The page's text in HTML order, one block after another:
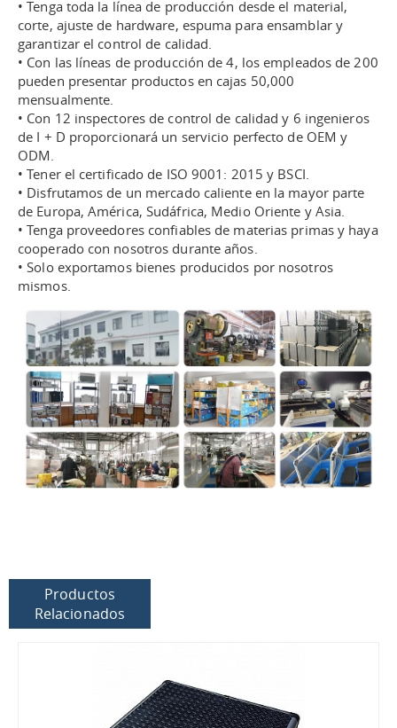
• Tenga toda la línea de producción desde el material,
corte, ajuste de hardware, espuma para ensamblar y
garantizar el control de calidad.
• Con las líneas de producción de 4, los empleados de 200
pueden presentar productos en cajas 50,000
mensualmente.
• Con 12 inspectores de control de calidad y 6 ingenieros
de I + D proporcionará un servicio perfecto de OEM y
ODM.
• Tener el certificado de ISO 9001: 2015 y BSCI.
• Disfrutamos de un mercado caliente en la mayor parte
de Europa, América, Sudáfrica, Medio Oriente y Asia.
• Tenga proveedores confiables de materias primas y haya
cooperado con nosotros durante años.
• Solo exportamos bienes producidos por nosotros
mismos.
Productos
Relacionados